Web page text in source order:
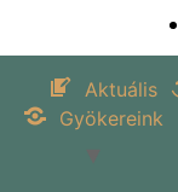
Aktuális
Gyökereink